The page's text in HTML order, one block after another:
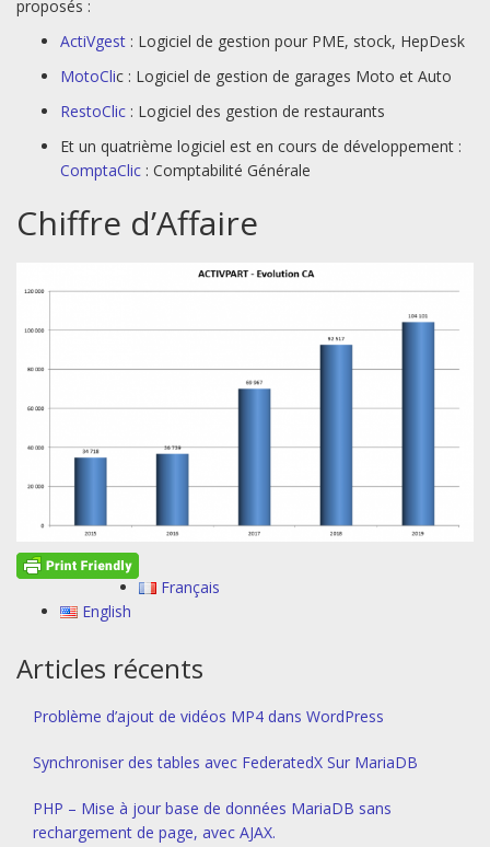
proposés :
ActiVgest : Logiciel de gestion pour PME, stock, HepDesk
MotoClic : Logiciel de gestion de garages Moto et Auto
RestoClic : Logiciel des gestion de restaurants
Et un quatrième logiciel est en cours de développement :
ComptaClic : Comptabilité Générale
Chiffre d’Affaire
Français
English
Articles récents
Problème d’ajout de vidéos MP4 dans WordPress
Synchroniser des tables avec FederatedX Sur MariaDB
PHP – Mise à jour base de données MariaDB sans
rechargement de page, avec AJAX.